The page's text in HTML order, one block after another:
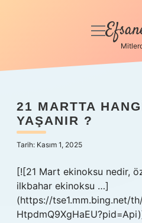
Anasayfa
Yasal Uyarı
Hakkımızda
menüyü
21 MARTTA
YAŞANIR ?
Tarih: Kasım 1, 2025
[![21 Mart ekinoksu nedir,
ilkbahar ekinoksu …]
(https://tse1.mm.bing.net/